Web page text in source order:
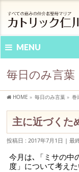
MENU
毎日のみ言葉
HOME » 毎日のみ言葉 » 巻
主に近づくた
投稿日 : 2017年7月1日 最
今月は､「ミサの中
度」について考えた